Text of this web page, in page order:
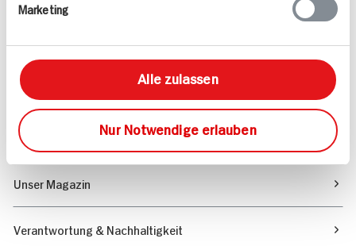
Marketing
Alle zulassen
Nur Notwendige erlauben
Rezepte
Sortiment
Marktfinder
Unser Magazin
Verantwortung & Nachhaltigkeit